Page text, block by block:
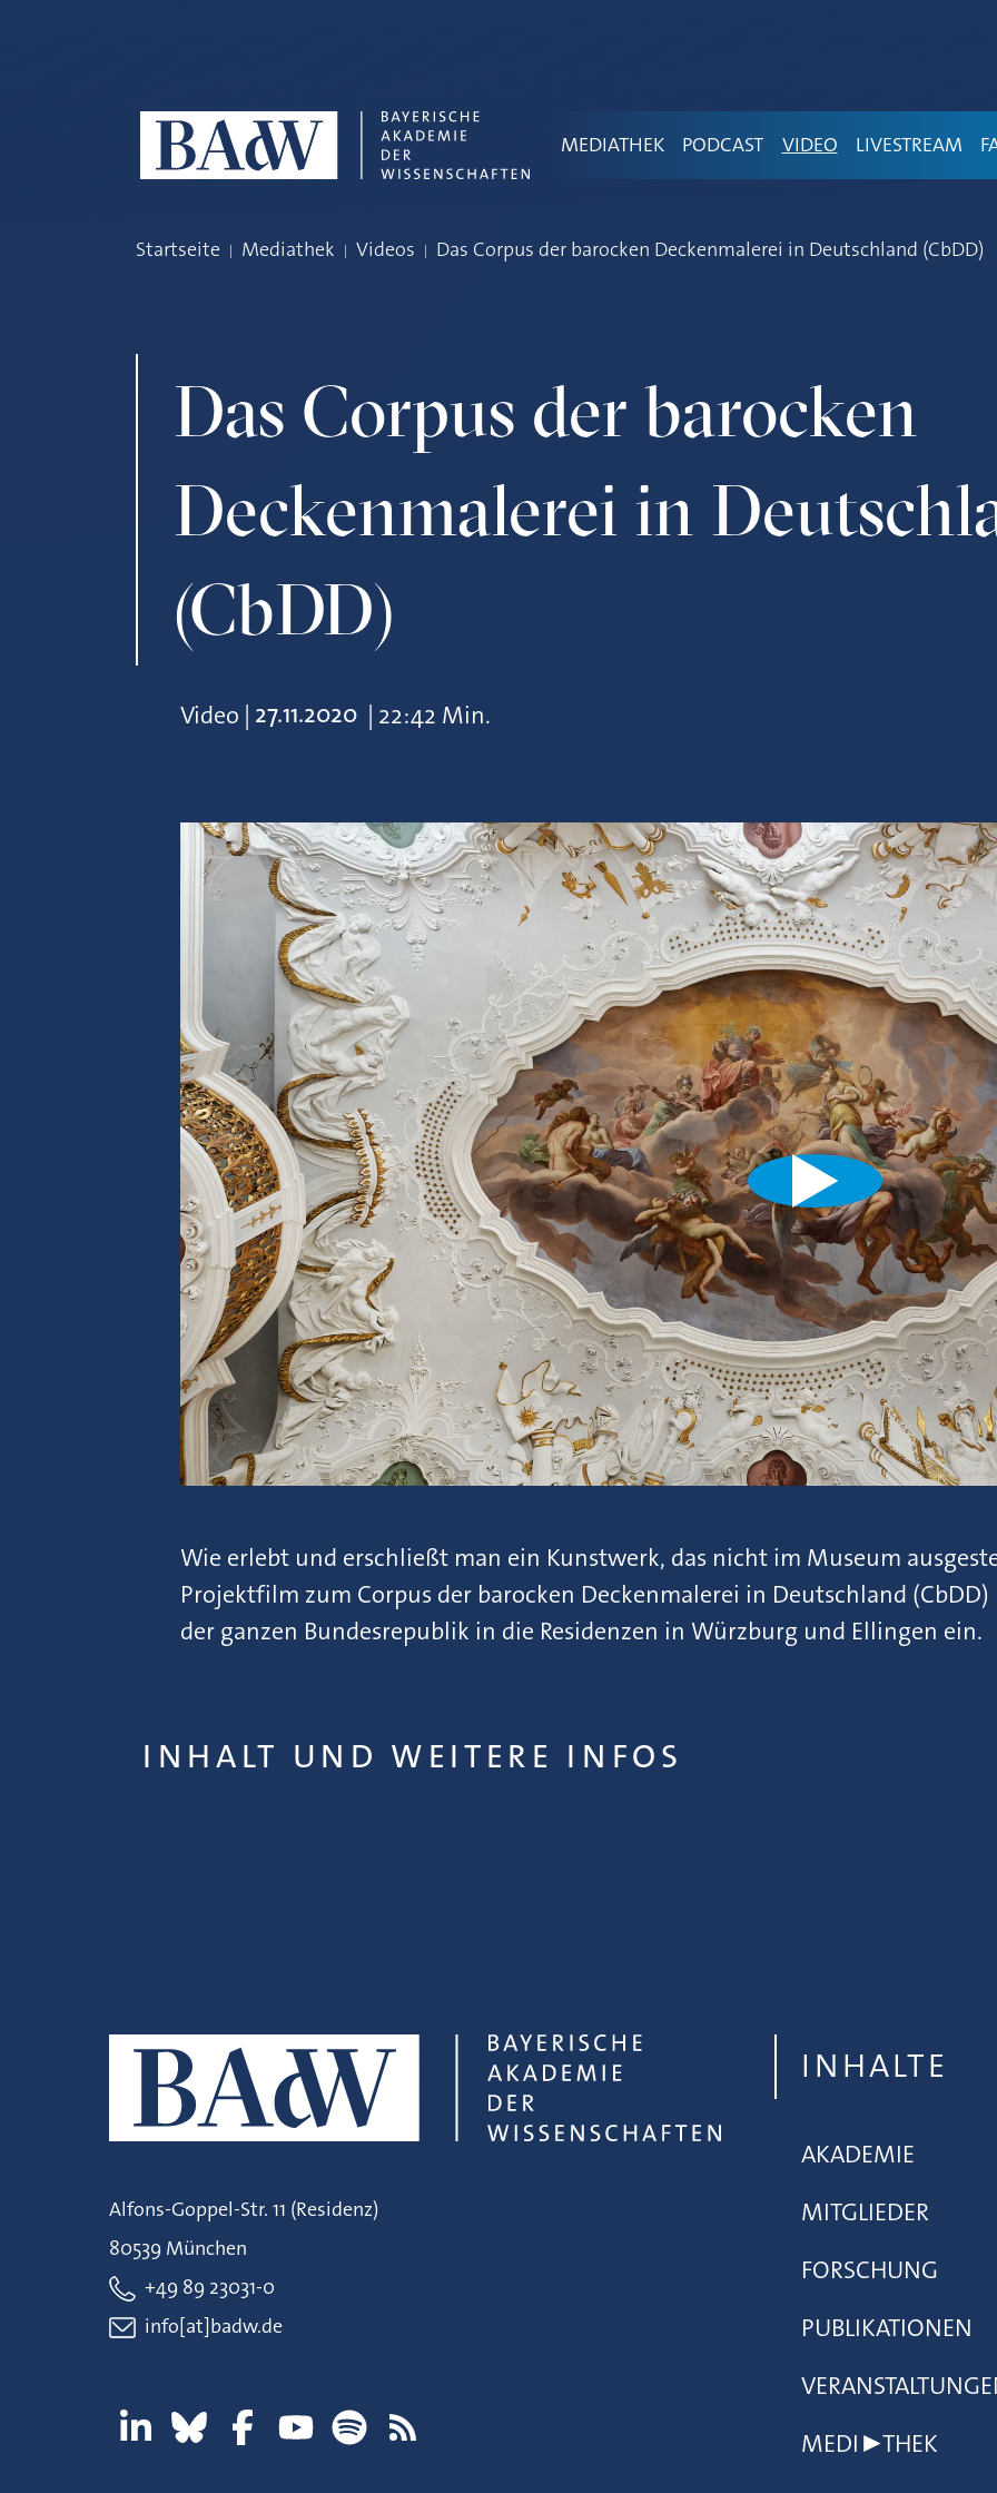
MEDIATHEK PODCAST VIDEO LIVESTREAM
Startseite Mediathek Videos Das Corpus der barocken Deckenmalerei in Deutschland (CbDD)
Das Corpus der barocken
Deckenmalerei in
(CbDD)
Video | 27.11.2020 | 22:42 Min.
Wie erlebt und erschließt man ein Kunstwerk, das nicht im Museum
Projektfilm zum Corpus der barocken Deckenmalerei in Deutschland
der ganzen Bundesrepublik in die Residenzen in Würzburg und Ellingen ein.
INHALT UND WEITERE INFOS
Alfons-Goppel-Str. 11 (Residenz)
80539 München
+49 89 23031-0
info[at]badw.de
INHALTE
AKADEMIE
MITGLIEDER
FORSCHUNG
PUBLIKATIONEN
MEDI▶THEK